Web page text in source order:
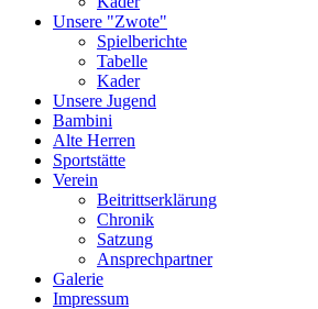
Unsere "Zwote"
Spielberichte
Tabelle
Kader
Unsere Jugend
Bambini
Alte Herren
Sportstätte
Verein
Beitrittserklärung
Chronik
Satzung
Ansprechpartner
Galerie
Impressum